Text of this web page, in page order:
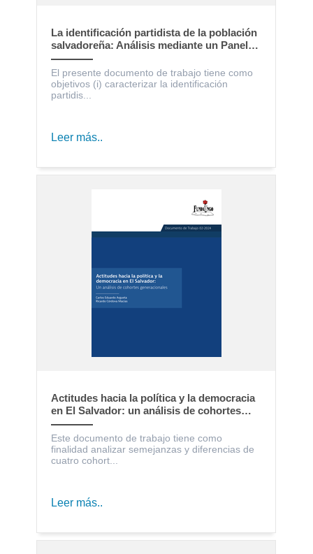
La identificación partidista de la población
salvadoreña: Análisis mediante un Panel
Electoral
El presente documento de trabajo tiene como
objetivos (i) caracterizar la identificación
partidis...
Leer más..
Actitudes hacia la política y la democracia
en El Salvador: un análisis de cohortes
generacionales
Este documento de trabajo tiene como
finalidad analizar semejanzas y diferencias de
cuatro cohort...
Leer más..